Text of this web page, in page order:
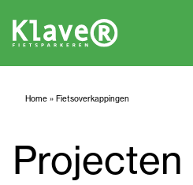
Home » Fietsoverkappingen
Projecten